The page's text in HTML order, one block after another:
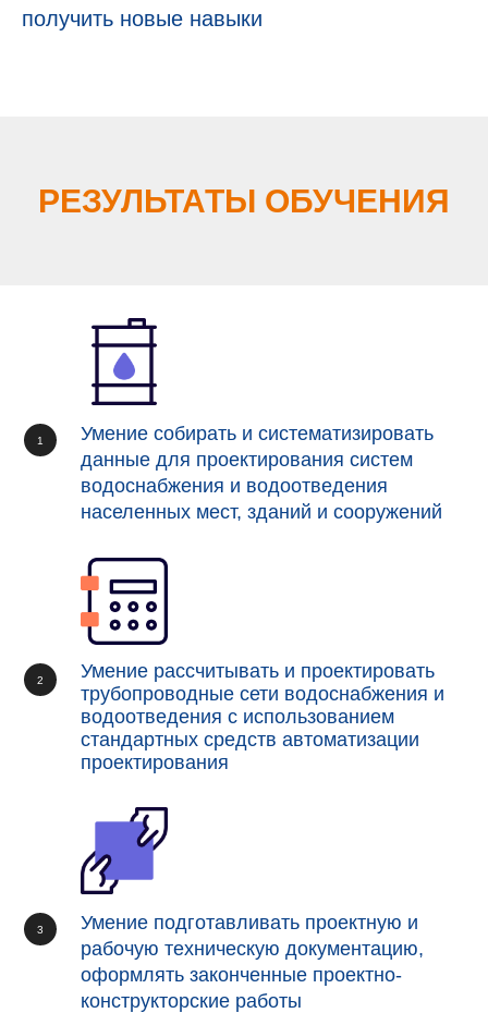
получить новые навыки
РЕЗУЛЬТАТЫ ОБУЧЕНИЯ
Умение собирать и систематизировать
данные для проектирования систем
водоснабжения и водоотведения
населенных мест, зданий и сооружений
Умение рассчитывать и проектировать
трубопроводные сети водоснабжения и
водоотведения с использованием
стандартных средств автоматизации
проектирования
Умение подготавливать проектную и
рабочую техническую документацию,
оформлять законченные проектно-
конструкторские работы